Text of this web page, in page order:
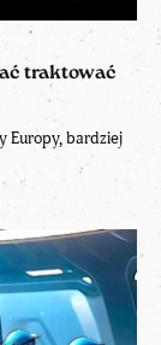
traktować
Europy, bardziej